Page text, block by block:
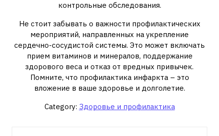
контрольные обследования.
Не стоит забывать о важности профилактических
мероприятий, направленных на укрепление
сердечно-сосудистой системы. Это может включать
прием витаминов и минералов, поддержание
здорового веса и отказ от вредных привычек.
Помните, что профилактика инфаркта – это
вложение в ваше здоровье и долголетие.
Category: Здоровье и профилактика